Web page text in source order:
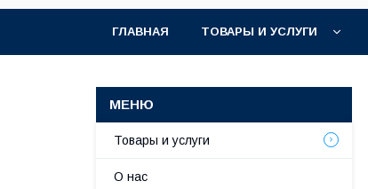
ГЛАВНАЯ ТОВАРЫ И УСЛУГИ
Товары и услуги
О нас